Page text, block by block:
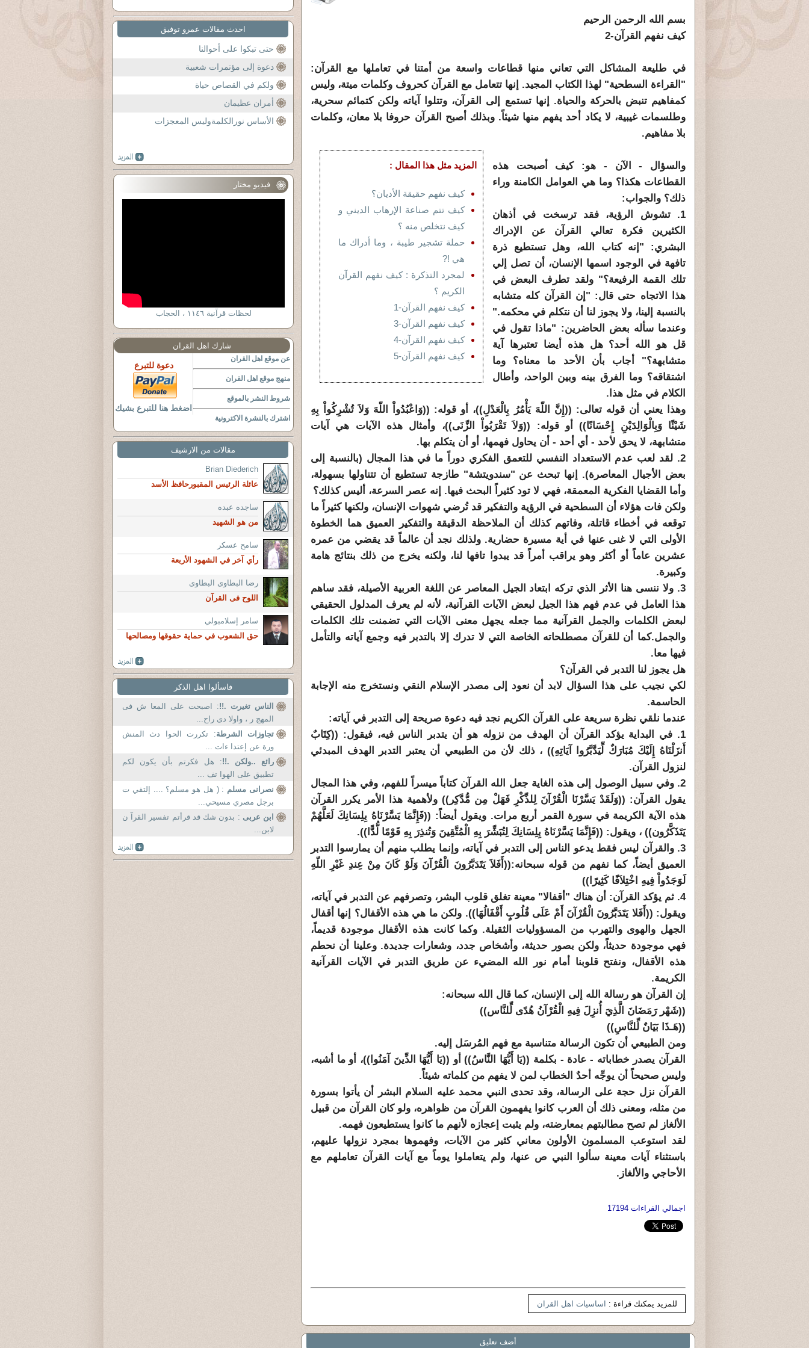
بسم الله الرحمن الرحيم
كيف نفهم القرآن-2
في طليعة المشاكل التي تعاني منها قطاعات واسعة من أمتنا في تعاملها مع القرآن:
"القراءة السطحية" لهذا الكتاب المجيد. إنها تتعامل مع القرآن كحروف وكلمات ميتة، وليس
كمفاهيم تنبض بالحركة والحياة. إنها تستمع إلى القرآن، وتتلوا آياته ولكن كتمائم سحرية،
وطلسمات غيبية، لا يكاد أحد يفهم منها شيئاً. وبذلك أصبح القرآن حروفا بلا معان، وكلمات
بلا مفاهيم.
المزيد مثل هذا المقال :
كيف نفهم حقيقة الأديان؟
كيف تتم صناعة الإرهاب الديني و
كيف نتخلص منه ؟
حملة تشجير طيبة ، وما أدراك ما
هي !?
لمجرد التذكرة : كيف نفهم القرآن
الكريم ؟
كيف نفهم القرآن-1
كيف نفهم القرآن-3
كيف نفهم القرآن-4
كيف نفهم القرآن-5
والسؤال - الآن - هو: كيف أصبحت هذه
القطاعات هكذا؟ وما هي العوامل الكامنة وراء
ذلك؟ والجواب:
1. تشوش الرؤية، فقد ترسخت في أذهان
الكثيرين فكرة تعالي القرآن عن الإدراك
البشري: "إنه كتاب الله، وهل تستطيع ذرة
تافهة في الوجود اسمها الإنسان، أن تصل إلي
تلك القمة الرفيعة؟" ولقد تطرف البعض في
هذا الاتجاه حتى قال: "إن القرآن كله متشابه
بالنسبة إلينا، ولا يجوز لنا أن نتكلم في محكمه."
وعندما سأله بعض الحاضرين: "ماذا تقول في
قل هو الله أحد؟ هل هذه أيضا تعتبرها آية
متشابهة؟" أجاب بأن الأحد ما معناه؟ وما
اشتقاقه؟ وما الفرق بينه وبين الواحد، وأطال
الكلام في مثل هذا.
وهذا يعني أن قوله تعالى: ((إِنَّ اللّهَ يَأْمُرُ بِالْعَدْلِ))، أو قوله: ((وَاعْبُدُواْ اللّهَ وَلاَ تُشْرِكُواْ بِهِ
شَيْئًا وَبِالْوَالِدَيْنِ إِحْسَانًا)) أو قوله: ((وَلاَ تَقْرَبُواْ الزِّنَى))، وأمثال هذه الآيات هي آيات
متشابهة، لا يحق لأحد - أي أحد - أن يحاول فهمها، أو أن يتكلم بها.
2. لقد لعب عدم الاستعداد النفسي للتعمق الفكري دوراً ما في هذا المجال (بالنسبة إلى
بعض الأجيال المعاصرة). إنها تبحث عن "سندويتشة" طازجة تستطيع أن تتناولها بسهولة،
وأما القضايا الفكرية المعمقة، فهي لا تود كثيراً البحث فيها. إنه عصر السرعة، أليس كذلك؟
ولكن فات هؤلاء أن السطحية في الرؤية والتفكير قد تُرضي شهوات الإنسان، ولكنها كثيراً ما
توقعه في أخطاء قاتلة، وفاتهم كذلك أن الملاحظة الدقيقة والتفكير العميق هما الخطوة
الأولى التي لا غنى عنها في أية مسيرة حضارية. ولذلك نجد أن عالماً قد يقضي من عمره
عشرين عاماً أو أكثر وهو يراقب أمراً قد يبدوا تافها لنا، ولكنه يخرج من ذلك بنتائج هامة
وكبيرة.
3. ولا ننسى هنا الأثر الذي تركه ابتعاد الجيل المعاصر عن اللغة العربية الأصيلة، فقد ساهم
هذا العامل في عدم فهم هذا الجيل لبعض الآيات القرآنية، لأنه لم يعرف المدلول الحقيقي
لبعض الكلمات والجمل القرآنية مما جعله يجهل معنى الآيات التي تضمنت تلك الكلمات
والجمل.كما أن للقرآن مصطلحاته الخاصة التي لا تدرك إلا بالتدبر فيه وجمع آياته والتأمل
فيها معا.
هل يجوز لنا التدبر في القرآن؟
لكي نجيب على هذا السؤال لابد أن نعود إلى مصدر الإسلام النقي ونستخرج منه الإجابة
الحاسمة.
عندما نلقي نظرة سريعة على القرآن الكريم نجد فيه دعوة صريحة إلى التدبر في آياته:
1. في البداية يؤكد القرآن أن الهدف من نزوله هو أن يتدبر الناس فيه، فيقول: ((كِتَابٌ
أَنزَلْنَاهُ إِلَيْكَ مُبَارَكٌ لِّيَدَّبَّرُوا آيَاتِهِ)) ، ذلك لأن من الطبيعي أن يعتبر التدبر الهدف المبدئي
لنزول القرآن.
2. وفي سبيل الوصول إلى هذه الغاية جعل الله القرآن كتاباً ميسراً للفهم، وفي هذا المجال
يقول القرآن: ((وَلَقَدْ يَسَّرْنَا الْقُرْآنَ لِلذِّكْرِ فَهَلْ مِن مُّدَّكِر)) ولأهمية هذا الأمر يكرر القرآن
هذه الآية الكريمة في سورة القمر أربع مرات. ويقول أيضاً: ((فَإِنَّمَا يَسَّرْنَاهُ بِلِسَانِكَ لَعَلَّهُمْ
يَتَذَكَّرُون)) ، ويقول: ((فَإِنَّمَا يَسَّرْنَاهُ بِلِسَانِكَ لِتُبَشِّرَ بِهِ الْمُتَّقِينَ وَتُنذِرَ بِهِ قَوْمًا لُّدًّا)).
3. والقرآن ليس فقط يدعو الناس إلى التدبر في آياته، وإنما يطلب منهم أن يمارسوا التدبر
العميق أيضاً، كما نفهم من قوله سبحانه:((أَفَلاَ يَتَدَبَّرُونَ الْقُرْآنَ وَلَوْ كَانَ مِنْ عِندِ غَيْرِ اللّهِ
لَوَجَدُواْ فِيهِ اخْتِلاَفًا كَثِيرًا))
4. ثم يؤكد القرآن: أن هناك "أقفالا" معينة تغلق قلوب البشر، وتصرفهم عن التدبر في آياته،
ويقول: ((أَفَلا يَتَدَبَّرُونَ الْقُرْآنَ أَمْ عَلَى قُلُوبٍ أَقْفَالُهَا)). ولكن ما هي هذه الأقفال؟ إنها أقفال
الجهل والهوى والتهرب من المسؤوليات الثقيلة. وكما كانت هذه الأقفال موجودة قديماً،
فهي موجودة حديثاً، ولكن بصور حديثة، وأشخاص جدد، وشعارات جديدة. وعلينا أن نحطم
هذه الأقفال، ونفتح قلوبنا أمام نور الله المضيء عن طريق التدبر في الآيات القرآنية
الكريمة.
إن القرآن هو رسالة الله إلى الإنسان، كما قال الله سبحانه:
((شَهْر رَمَضَانَ الَّذِيَ أُنزِلَ فِيهِ الْقُرْآنُ هُدًى لِّلنَّاس))
((هَـذَا بَيَانٌ لِّلنَّاسِ))
ومن الطبيعي أن تكون الرسالة متناسبة مع فهم المُرسَل إليه.
القرآن يصدر خطاباته - عادة - بكلمة ((يَا أَيُّهَا النَّاسُ)) أو ((يَا أَيُّهَا الذِّينَ آمَنُوا))، أو ما أشبه،
وليس صحيحاً أن يوجِّه أحدٌ الخطاب لمن لا يفهم من كلماته شيئاً.
القرآن نزل حجة على الرسالة، وقد تحدى النبي محمد عليه السلام البشر أن يأتوا بسورة
من مثله، ومعنى ذلك أن العرب كانوا يفهمون القرآن من ظواهره، ولو كان القرآن من قبيل
الألغاز لم تصح مطالبتهم بمعارضته، ولم يثبت إعجازه لأنهم ما كانوا يستطيعون فهمه.
لقد استوعب المسلمون الأولون معاني كثير من الآيات، وفهموها بمجرد نزولها عليهم،
باستثناء آيات معينة سألوا النبي ص عنها، ولم يتعاملوا يوماً مع آيات القرآن تعاملهم مع
الأحاجي والألغاز.
اجمالي القراءات 17194
للمزيد يمكنك قراءة : اساسيات اهل القران
أضف تعليق
احدث مقالات عمرو توفيق
حتى تبكوا على أحوالنا
دعوة إلى مؤتمرات شعبية
ولكم في القصاص حياة
أمران عظيمان
الأساس نورالكلمةوليس المعجزات
فيديو مختار
لحظات قرآنية ١١٤٦ ، الحجاب
شارك اهل القران
عن موقع اهل القران
منهج موقع اهل القران
شروط النشر بالموقع
اشترك بالنشرة الاكترونية
دعوة للتبرع
اضغط هنا للتبرع بشيك
مقالات من الارشيف
Brian Diederich
عائلة الرئيس المقبورحافظ الأسد
ساجده عبده
من هو الشهيد
سامح عسكر
رأي آخر في الشهود الأربعة
رضا البطاوى البطاوى
اللوح فى القرآن
سامر إسلامبولي
حق الشعوب في حماية حقوقها ومصالحها
فاسألوا اهل الذكر
الناس تغيرت .!!: اصبحت على المعا ش فى
المهج ر ، واولا دى راح...
تجاوزات الشرطة: تكررت الحوا دث المنش
ورة عن إعتدا ءات ...
رائع ..ولكن .!!: هل فكرتم بأن يكون لكم
تطبيق على الهوا تف ...
نصرانى مسلم : ( هل هو مسلم؟ .... إلتقي ت
برجل مصري مسيحي...
ابن عربى : بدون شك قد قرأتم تفسير القرآ ن
لابن...